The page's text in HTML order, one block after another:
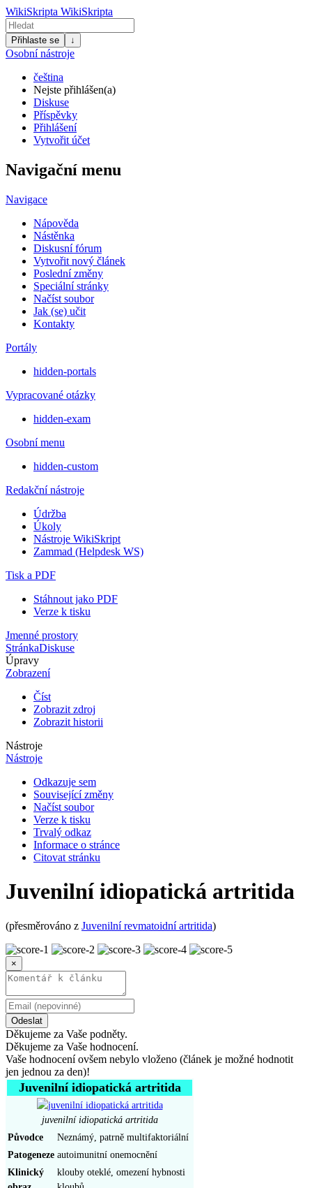
WikiSkripta WikiSkripta
Přihlaste se ↓
Osobní nástroje
čeština
Nejste přihlášen(a)
Diskuse
Příspěvky
Přihlášení
Vytvořit účet
Navigační menu
Navigace
Nápověda
Nástěnka
Diskusní fórum
Vytvořit nový článek
Poslední změny
Speciální stránky
Načíst soubor
Jak (se) učit
Kontakty
Portály
hidden-portals
Vypracované otázky
hidden-exam
Osobní menu
hidden-custom
Redakční nástroje
Údržba
Úkoly
Nástroje WikiSkript
Zammad (Helpdesk WS)
Tisk a PDF
Stáhnout jako PDF
Verze k tisku
Jmenné prostory
StránkaDiskuse
Úpravy
Zobrazení
Číst
Zobrazit zdroj
Zobrazit historii
Nástroje
Nástroje
Odkazuje sem
Související změny
Načíst soubor
Verze k tisku
Trvalý odkaz
Informace o stránce
Citovat stránku
Juvenilní idiopatická artritida
(přesměrováno z Juvenilní revmatoidní artritida)
×
Odeslat
Děkujeme za Vaše podněty.
Děkujeme za Vaše hodnocení.
Vaše hodnocení ovšem nebylo vloženo (článek je možné hodnotit
jen jednou za den)!
Juvenilní idiopatická artritida
juvenilní idiopatická artritida
Původce
Neznámý, patrně multifaktoriální
Patogeneze autoimunitní onemocnění
Klinický
klouby oteklé, omezení hybnosti